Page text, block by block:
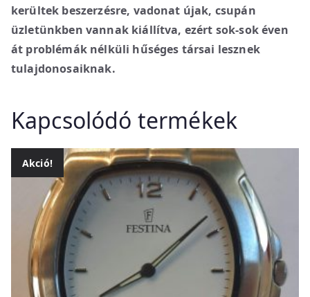
kerültek beszerzésre, vadonat újak, csupán
üzletünkben vannak kiállítva, ezért sok-sok éven
át problémák nélküli hűséges társai lesznek
tulajdonosaiknak.
Kapcsolódó termékek
Akció!